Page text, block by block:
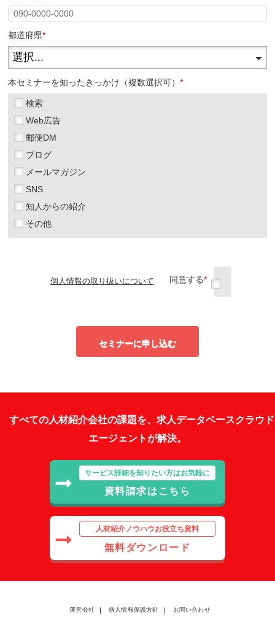
*
都道府県
*
本セミナーを知ったきっかけ（複数選択可）
検索
Web広告
郵便DM
ブログ
メールマガジン
SNS
知人からの紹介
その他
個人情報の取り扱いについて *
同意する
セミナーに申し込む
すべての人材紹介会社の課題を、求人データベースクラウド
エージェントが解決。
サービス詳細を知りたい方はお気軽に
資料請求はこちら
人材紹介ノウハウお役立ち資料
無料ダウンロード
運営会社 個人情報保護方針 お問い合わせ